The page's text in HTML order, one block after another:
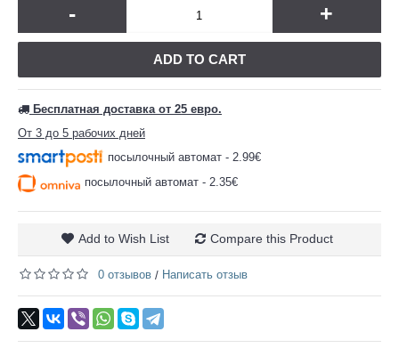
- +
ADD TO CART
Бесплатная доставка от 25 евро.
От 3 до 5 рабочих дней
посылочный автомат - 2.99€
посылочный автомат - 2.35€
Add to Wish List Compare this Product
0 отзывов / Написать отзыв